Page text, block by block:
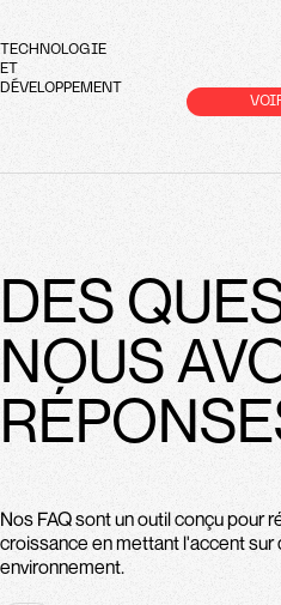
TECHNOLOGIE
ET
DÉVELOPPEMENT
DES
NOUS
Nos FAQ sont un outil conçu pour
croissance en mettant l'accent
environnement.